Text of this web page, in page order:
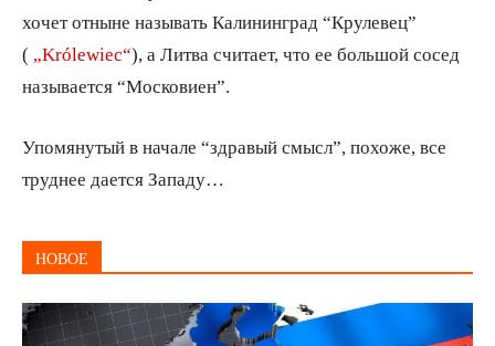
хочет отныне называть Калининград “Крулевец”
(
„Królewiec“), а Литва считает, что ее большой сосед
называется “Московиен”.
Упомянутый в начале “здравый смысл”, похоже, все
труднее дается Западу…
НОВОЕ